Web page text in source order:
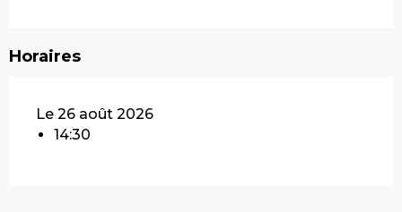
Horaires
Le 26 août 2026
14:30